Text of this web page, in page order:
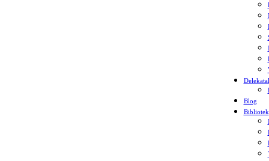
Blog
Bibliotek